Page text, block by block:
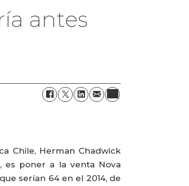
antes
Chile, Herman Chadwick
es poner a la venta Nova
serían 64 en el 2014, de